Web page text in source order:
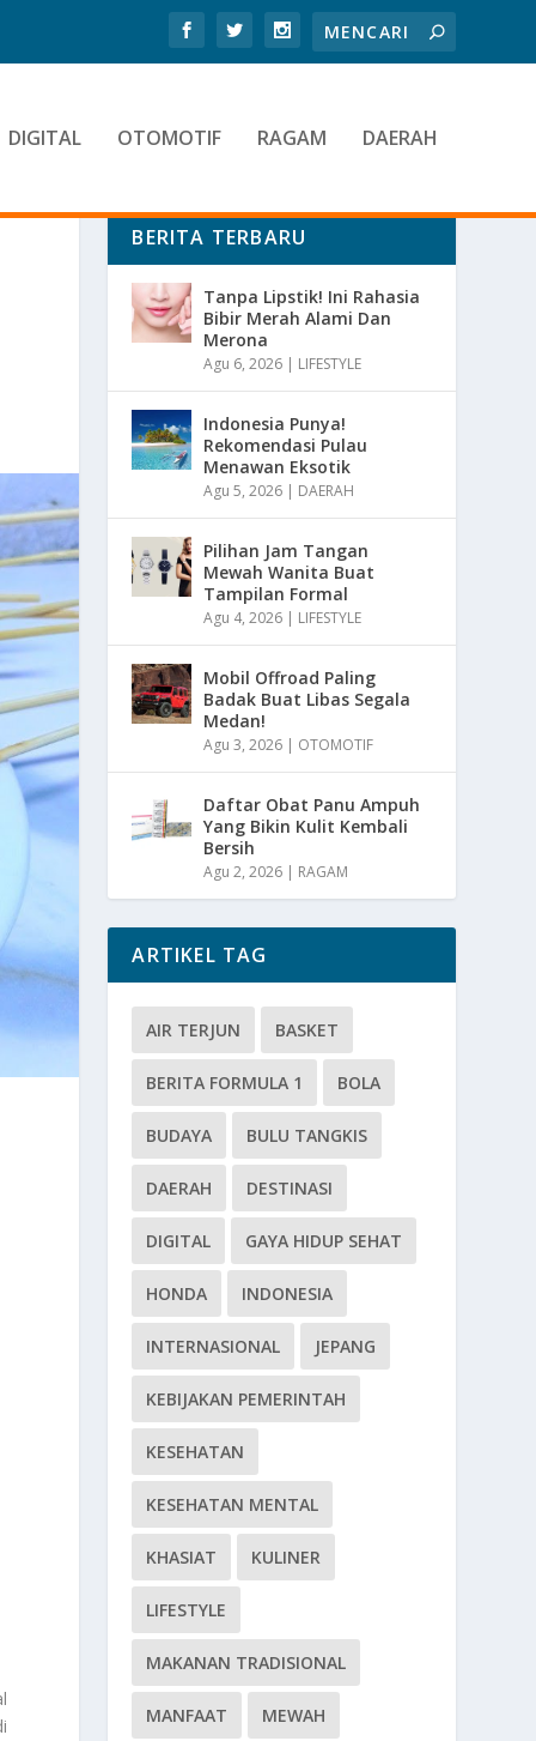
DIGITAL OTOMOTIF RAGAM DAERAH
BERITA TERBARU
Tanpa Lipstik! Ini Rahasia
Bibir Merah Alami Dan
Merona
Agu 6, 2026 | LIFESTYLE
Indonesia Punya!
Rekomendasi Pulau
Menawan Eksotik
Agu 5, 2026 | DAERAH
Pilihan Jam Tangan
Mewah Wanita Buat
Tampilan Formal
Agu 4, 2026 | LIFESTYLE
Mobil Offroad Paling
Badak Buat Libas Segala
Medan!
Agu 3, 2026 | OTOMOTIF
Daftar Obat Panu Ampuh
Yang Bikin Kulit Kembali
Bersih
Agu 2, 2026 | RAGAM
ARTIKEL TAG
AIR TERJUN BASKET
BERITA FORMULA 1 BOLA
BUDAYA BULU TANGKIS
DAERAH DESTINASI
DIGITAL GAYA HIDUP SEHAT
HONDA INDONESIA
INTERNASIONAL JEPANG
KEBIJAKAN PEMERINTAH
KESEHATAN
KESEHATAN MENTAL
KHASIAT KULINER
LIFESTYLE
MAKANAN TRADISIONAL
MANFAAT MEWAH